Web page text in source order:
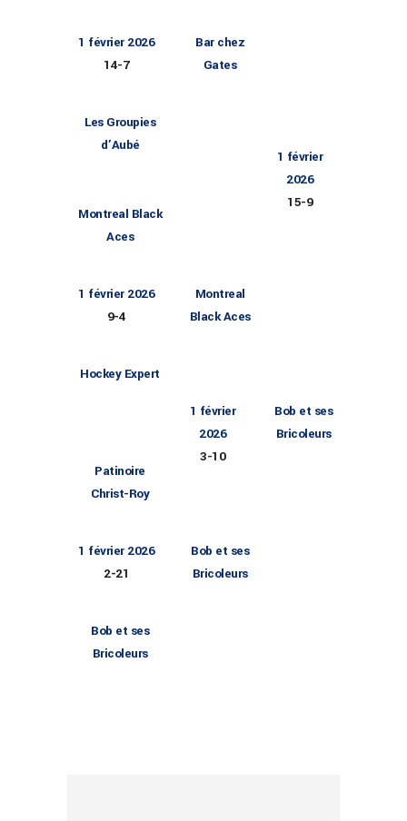
1 février
2026
15-9
1 février 2026
14-7
Bar chez
Gates
Les Groupies
d’Aubé
Montreal Black
Aces
1 février 2026
9-4
Montreal
Black Aces
1 février
2026
3-10
Hockey Expert
Bob et ses
Bricoleurs
Patinoire
Christ-Roy
1 février 2026
2-21
Bob et ses
Bricoleurs
Bob et ses
Bricoleurs